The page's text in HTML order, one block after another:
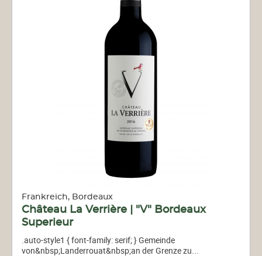
Frankreich, Bordeaux
Château La Verrière | "V" Bordeaux
Superieur
.auto-style1 { font-family: serif; } Gemeinde
von&nbsp;Landerrouat&nbsp;an der Grenze zu...